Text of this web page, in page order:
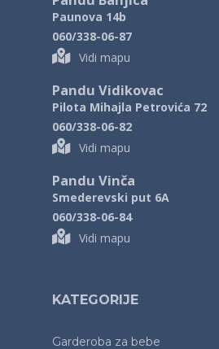
Paunova 14b
060/338-06-87
Vidi mapu
Pandu Vidikovac
Pilota Mihajla Petrovića 72
060/338-06-82
Vidi mapu
Pandu Vinča
Smederevski put 6A
060/338-06-84
Vidi mapu
KATEGORIJE
Garderoba za bebe